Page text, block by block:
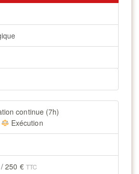
continue (7h)
Exécution
250 € TTC